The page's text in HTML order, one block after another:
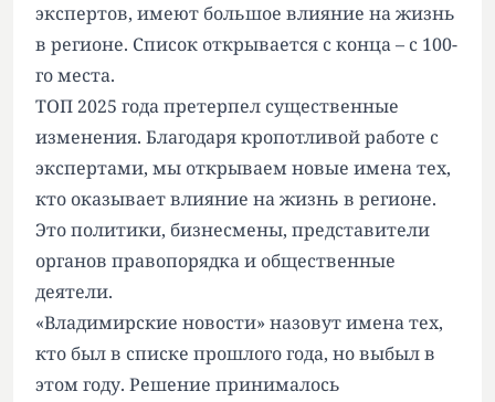
экспертов, имеют большое влияние на жизнь
в регионе. Список открывается с конца – с 100-
го места.
ТОП 2025 года претерпел существенные
изменения. Благодаря кропотливой работе с
экспертами, мы открываем новые имена тех,
кто оказывает влияние на жизнь в регионе.
Это политики, бизнесмены, представители
органов правопорядка и общественные
деятели.
«Владимирские новости» назовут имена тех,
кто был в списке прошлого года, но выбыл в
этом году. Решение принималось